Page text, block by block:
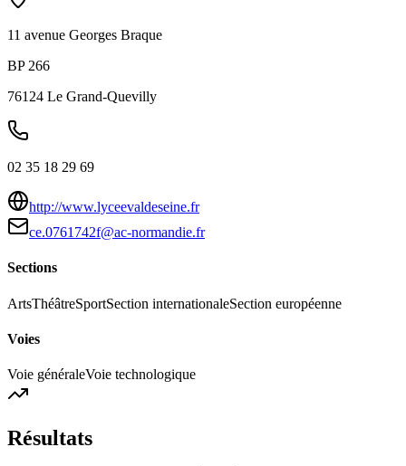
11 avenue Georges Braque
BP 266
76124 Le Grand-Quevilly
02 35 18 29 69
http://www.lyceevaldeseine.fr
ce.0761742f@ac-normandie.fr
Sections
ArtsThéâtreSportSection internationaleSection européenne
Voies
Voie généraleVoie technologique
Résultats